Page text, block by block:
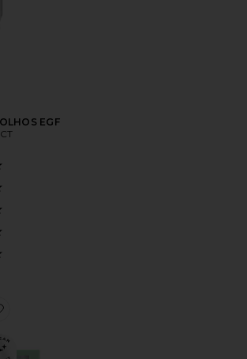
EGF
SÉRUM POWER EGF EGF POWER SERUM